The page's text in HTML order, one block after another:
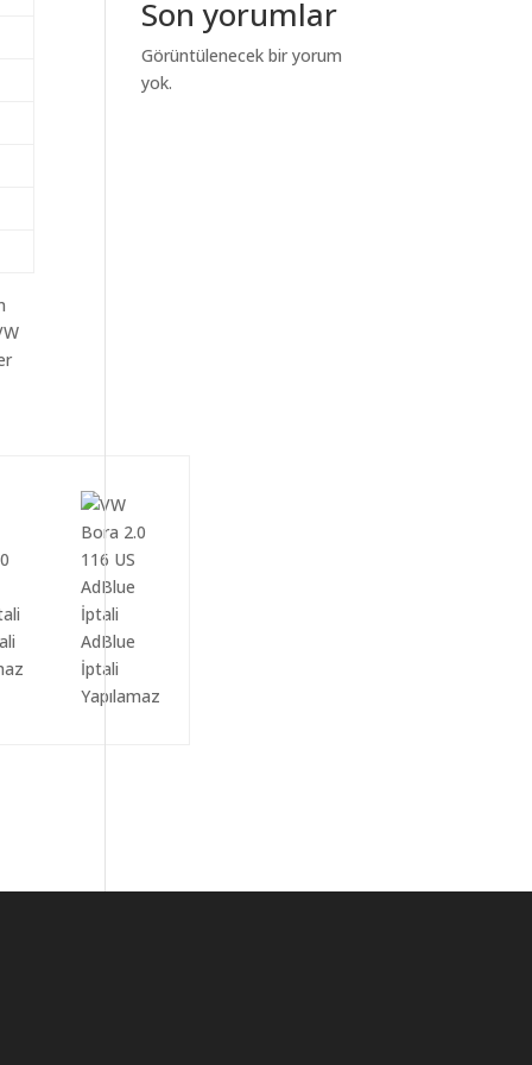
AdBlue
İptali
Yapılamaz
Son yorumlar
Görüntülenecek bir yorum
yok.